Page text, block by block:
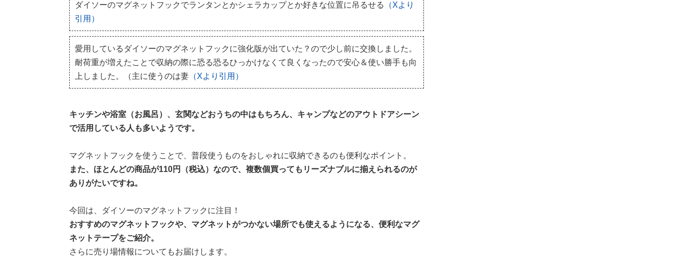
ダイソーのマグネットフックでランタンとかシェラカップとか好きな位置に吊るせる （Xより
引用）
愛用しているダイソーのマグネットフックに強化版が出ていた？ので少し前に交換しました。
耐荷重が増えたことで収納の際に恐る恐るひっかけなくて良くなったので安心＆使い勝手も向
上しました。（主に使うのは妻（Xより引用）
キッチンや浴室（お風呂）、玄関などおうちの中はもちろん、キャンプなどのアウトドアシーン
で活用している人も多いようです。
マグネットフックを使うことで、普段使うものをおしゃれに収納できるのも便利なポイント。
また、ほとんどの商品が110円（税込）なので、複数個買ってもリーズナブルに揃えられるのが
ありがたいですね。
今回は、ダイソーのマグネットフックに注目！
おすすめのマグネットフックや、マグネットがつかない場所でも使えるようになる、便利なマグ
ネットテープをご紹介。
さらに売り場情報についてもお届けします。